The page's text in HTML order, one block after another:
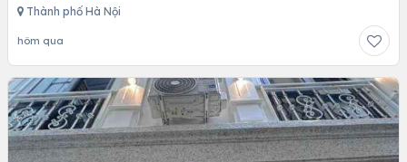
Thành phố Hà Nội
hôm qua